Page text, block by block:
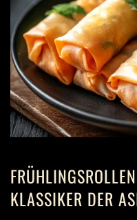
KLASSIKER DER